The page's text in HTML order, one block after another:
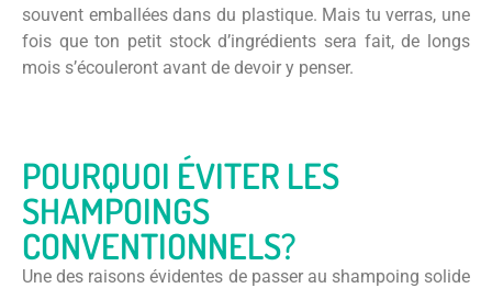
souvent emballées dans du plastique. Mais tu verras, une
fois que ton petit stock d’ingrédients sera fait, de longs
mois s’écouleront avant de devoir y penser.
POURQUOI ÉVITER LES
SHAMPOINGS
CONVENTIONNELS?
Une des raisons évidentes de passer au shampoing solide